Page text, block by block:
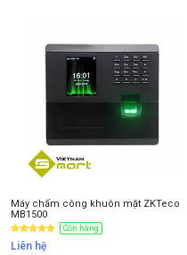
Máy chấm công khuôn mặt ZKTeco
MB1500
Còn hàng
Liên hệ